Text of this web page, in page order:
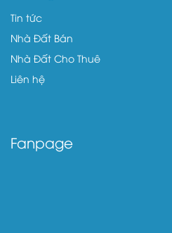
Tin tức
Nhà Đất Bán
Nhà Đất Cho Thuê
Liên hệ
Fanpage